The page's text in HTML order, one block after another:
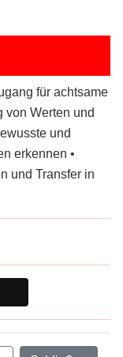
für achtsame
von Werten und
und
erkennen •
und Transfer in